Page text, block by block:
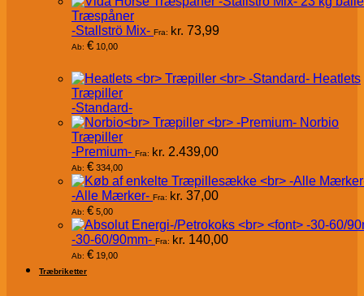
Træspåner
-Stallströ Mix- Fra: kr. 73,99
Ab: € 10,00
Heatlets
Træpiller
-Standard-
Norbio
Træpiller
-Premium- Fra: kr. 2.439,00
Ab: € 334,00
-Alle Mærker- Fra: kr. 37,00
Ab: € 5,00
-30-60/90mm- Fra: kr. 140,00
Ab: € 19,00
Træbriketter